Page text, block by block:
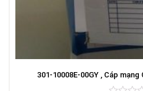
301-10008E-00GY , Cáp